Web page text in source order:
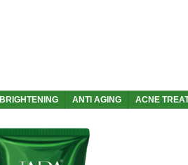
BRIGHTENING ANTI AGING ACNE